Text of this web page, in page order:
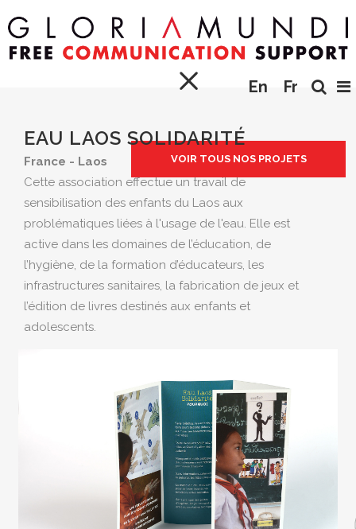
En Fr
VOIR TOUS NOS PROJETS
EAU LAOS SOLIDARITÉ
France - Laos
Cette association effectue un travail de
sensibilisation des enfants du Laos aux
problématiques liées à l'usage de l'eau. Elle est
active dans les domaines de l’éducation, de
l’hygiène, de la formation d’éducateurs, les
infrastructures sanitaires, la fabrication de jeux et
l’édition de livres destinés aux enfants et
adolescents.